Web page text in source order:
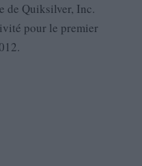
de Quiksilver, Inc.
pour le premier